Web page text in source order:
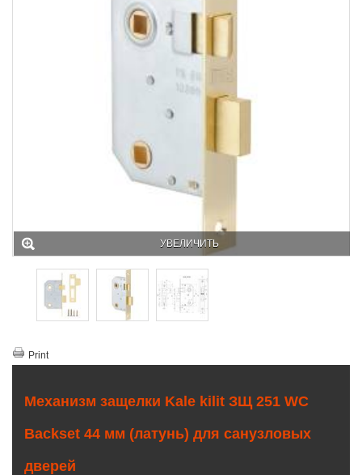
УВЕЛИЧИТЬ
Print
Механизм защелки Kale kilit ЗЩ 251 WC
Backset 44 мм (латунь) для санузловых
дверей